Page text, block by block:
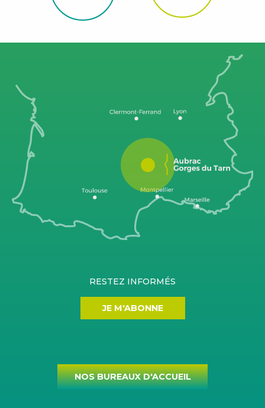
RESTEZ INFORMÉS
JE M'ABONNE
NOS BUREAUX D'ACCUEIL